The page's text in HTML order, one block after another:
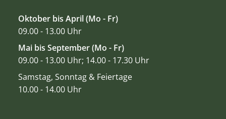
Oktober bis April (Mo - Fr)
09.00 - 13.00 Uhr
Mai bis September (Mo - Fr)
09.00 - 13.00 Uhr; 14.00 - 17.30 Uhr
Samstag, Sonntag & Feiertage
10.00 - 14.00 Uhr